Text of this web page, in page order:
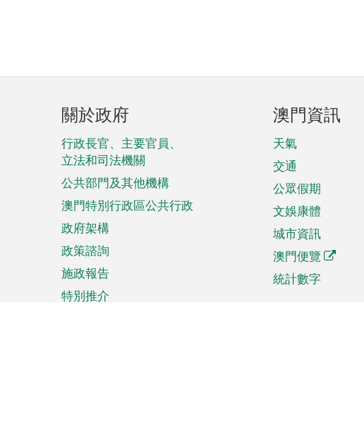
頁
腳
菜
單
關於政府
行政長官、主要官員、
立法和司法機關
公共部門及其他機構
澳門特別行政區公共行政
政府架構
政策諮詢
施政報告
特別推介
澳門資訊
天氣
交通
公眾假期
文娛康體
城市資訊
澳門便覽
統計數字